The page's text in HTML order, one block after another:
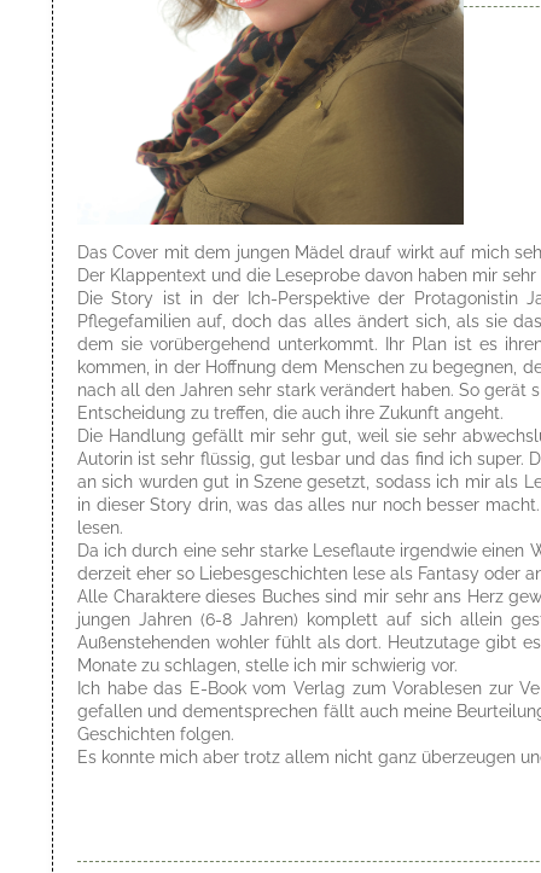
Das Cover mit dem jungen Mädel drauf wirkt auf mich
Der Klappentext und die Leseprobe davon haben mir
Die Story ist in der Ich-Perspektive der Protagonistin
Pflegefamilien auf, doch das alles ändert sich, als sie
dem sie vorübergehend unterkommt. Ihr Plan ist es
kommen, in der Hoffnung dem Menschen zu begegnen,
nach all den Jahren sehr stark verändert haben. So
Entscheidung zu treffen, die auch ihre Zukunft angeht.
Die Handlung gefällt mir sehr gut, weil sie sehr
Autorin ist sehr flüssig, gut lesbar und das find ich super.
an sich wurden gut in Szene gesetzt, sodass ich mir als
in dieser Story drin, was das alles nur noch besser
lesen.
Da ich durch eine sehr starke Leseflaute irgendwie
derzeit eher so Liebesgeschichten lese als Fantasy oder
Alle Charaktere dieses Buches sind mir sehr ans Herz
jungen Jahren (6-8 Jahren) komplett auf sich allein
Außenstehenden wohler fühlt als dort. Heutzutage gibt
Monate zu schlagen, stelle ich mir schwierig vor.
Ich habe das E-Book vom Verlag zum Vorablesen zur
gefallen und dementsprechen fällt auch meine
Geschichten folgen.
Es konnte mich aber trotz allem nicht ganz überzeugen